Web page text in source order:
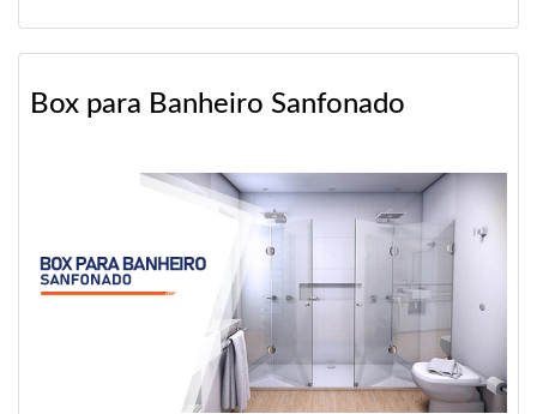
Box para Banheiro Sanfonado